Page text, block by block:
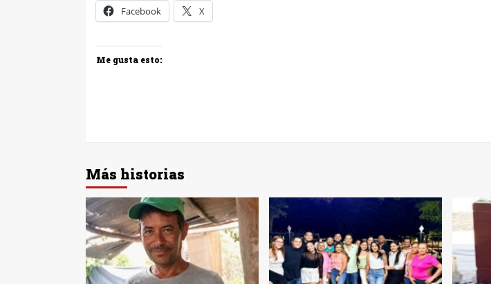
Facebook X
Me gusta esto:
Más historias